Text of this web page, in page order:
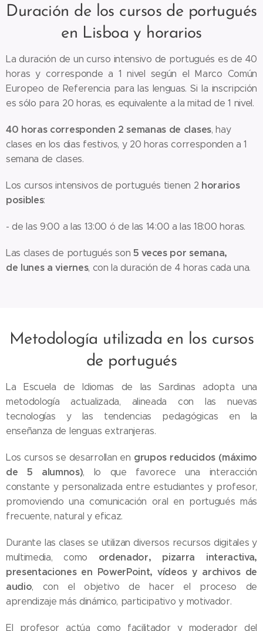
Duración de los cursos de portugués
en Lisboa y horarios
La duración de un curso intensivo de portugués es de 40
horas y corresponde a 1 nivel según el Marco Común
Europeo de Referencia para las lenguas. Si la inscripción
es sólo para 20 horas, es equivalente a la mitad de 1 nivel.
40 horas corresponden 2 semanas de clases, hay
clases en los dias festivos, y 20 horas corresponden a 1
semana de clases.
Los cursos intensivos de portugués tienen 2 horarios
posibles:
- de las 9:00 a las 13:00 ó de las 14:00 a las 18:00 horas.
Las clases de portugués son5 veces por semana,
de lunes a viernes, con la duración de 4 horas cada una.
Metodología utilizada en los cursos
de portugués
La Escuela de Idiomas de las Sardinas adopta una
metodología actualizada, alineada con las nuevas
tecnologías y las tendencias pedagógicas en la
enseñanza de lenguas extranjeras.
Los cursos se desarrollan en grupos reducidos (máximo
de 5 alumnos), lo que favorece una interacción
constante y personalizada entre estudiantes y profesor,
promoviendo una comunicación oral en portugués más
frecuente, natural y eficaz.
Durante las clases se utilizan diversos recursos digitales y
multimedia, como ordenador, pizarra interactiva,
presentaciones en PowerPoint, vídeos y archivos de
audio, con el objetivo de hacer el proceso de
aprendizaje más dinámico, participativo y motivador.
El profesor actúa como facilitador y moderador del